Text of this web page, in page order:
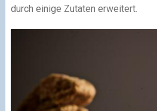
durch einige Zutaten erweitert.